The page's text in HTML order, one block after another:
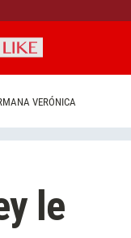
VERÓNICA
le